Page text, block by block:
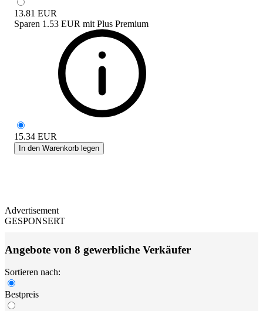
13.81 EUR
Sparen 1.53 EUR mit Plus Premium
15.34 EUR
In den Warenkorb legen
Advertisement
GESPONSERT
Angebote von 8 gewerbliche Verkäufer
Sortieren nach:
Bestpreis